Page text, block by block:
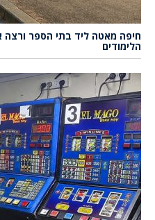
חיפה מאטה ליד בתי הספר
הלימודים